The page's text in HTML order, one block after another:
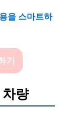
을 스마트하
기
량